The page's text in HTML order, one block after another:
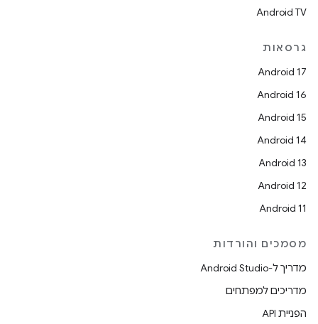
Android TV
גרסאות
Android 17
Android 16
Android 15
Android 14
Android 13
Android 12
Android 11
מסמכים והורדות
מדריך ל-Android Studio
מדריכים למפתחים
הפניית API